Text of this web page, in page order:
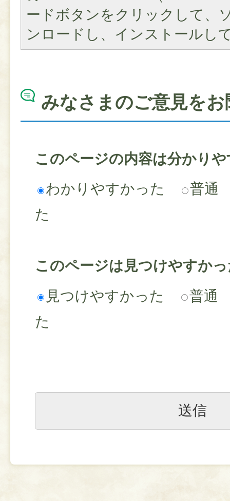
ードボタンをクリックして、
ンロードし、インストールし
みなさまのご意見を
このページの内容は分かり
わかりやすかった
普通
た
このページは見つけやすか
見つけやすかった
普通
た